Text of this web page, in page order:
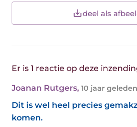
deel als
Er is 1 reactie op deze
Joanan Rutgers, 10 jaar geleden
Dit is wel heel precies
komen.